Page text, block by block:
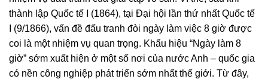
thành lập Quốc tế I (1864), tại Đại hội lần thứ nhất Quốc tế
I (9/1866), vấn đề đấu tranh đòi ngày làm việc 8 giờ được
coi là một nhiệm vụ quan trọng. Khẩu hiệu “Ngày làm 8
giờ” sớm xuất hiện ở một số nơi của nước Anh – quốc gia
có nền công nghiệp phát triển sớm nhất thế giới. Từ đây,